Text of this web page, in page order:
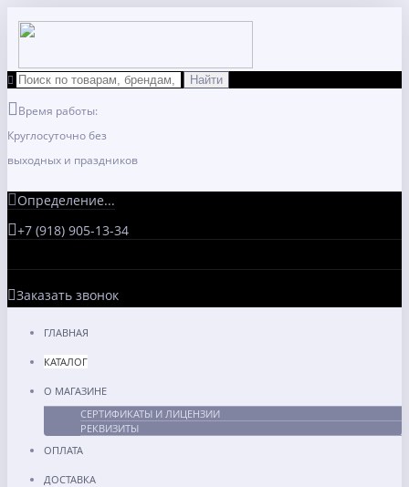
Время работы:
Круглосуточно без
выходных и праздников
Определение...
+7 (918) 905-13-34
Заказать звонок
ГЛАВНАЯ
КАТАЛОГ
О МАГАЗИНЕ
СЕРТИФИКАТЫ И ЛИЦЕНЗИИ
РЕКВИЗИТЫ
ОПЛАТА
ДОСТАВКА